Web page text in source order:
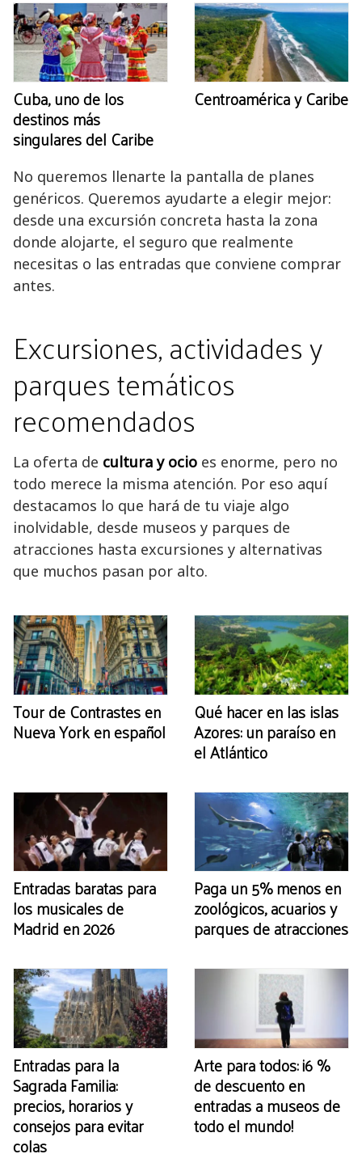
Cuba, uno de los
destinos más
singulares del Caribe
Centroamérica y Caribe
No queremos llenarte la pantalla de planes
genéricos. Queremos ayudarte a elegir mejor:
desde una excursión concreta hasta la zona
donde alojarte, el seguro que realmente
necesitas o las entradas que conviene comprar
antes.
Excursiones, actividades y
parques temáticos
recomendados
La oferta de cultura y ocio es enorme, pero no
todo merece la misma atención. Por eso aquí
destacamos lo que hará de tu viaje algo
inolvidable, desde museos y parques de
atracciones hasta excursiones y alternativas
que muchos pasan por alto.
Tour de Contrastes en
Nueva York en español
Qué hacer en las islas
Azores: un paraíso en
el Atlántico
Entradas baratas para
los musicales de
Madrid en 2026
Paga un 5% menos en
zoológicos, acuarios y
parques de atracciones
Entradas para la
Sagrada Familia:
precios, horarios y
consejos para evitar
colas
Arte para todos: ¡6 %
de descuento en
entradas a museos de
todo el mundo!